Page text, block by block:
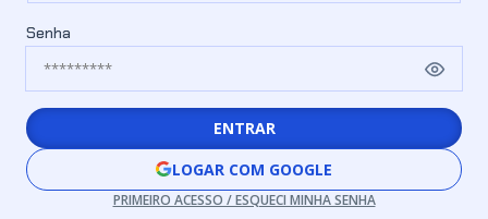
Senha
ENTRAR
LOGAR COM GOOGLE
PRIMEIRO ACESSO / ESQUECI MINHA SENHA